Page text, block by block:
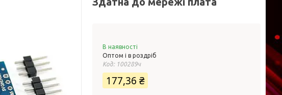
В наявності
Оптом і в роздріб
Код: 100289ч
177,36 ₴